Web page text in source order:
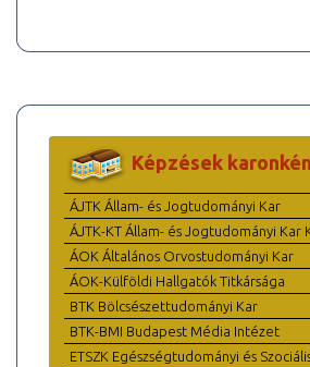
Képzések
ÁJTK Állam- és Jogtudományi Kar
ÁJTK-KT Állam- és Jogtudományi Kar
ÁOK Általános Orvostudományi Kar
ÁOK-Külföldi Hallgatók Titkársága
BTK Bölcsészettudományi Kar
BTK-BMI Budapest Média Intézet
ETSZK Egészségtudományi és